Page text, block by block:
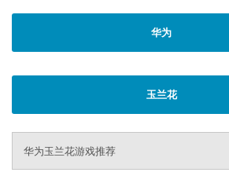
华为
玉兰花
华为玉兰花游戏推荐